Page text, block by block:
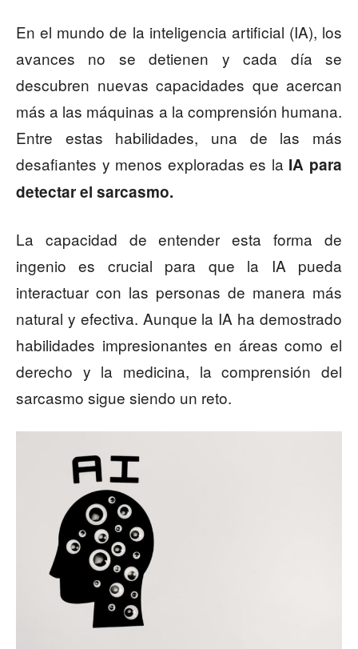
En el mundo de la inteligencia artificial (IA), los
avances no se detienen y cada día se
descubren nuevas capacidades que acercan
más a las máquinas a la comprensión humana.
Entre estas habilidades, una de las más
desafiantes y menos exploradas es la IA para
detectar el sarcasmo.
La capacidad de entender esta forma de
ingenio es crucial para que la IA pueda
interactuar con las personas de manera más
natural y efectiva. Aunque la IA ha demostrado
habilidades impresionantes en áreas como el
derecho y la medicina, la comprensión del
sarcasmo sigue siendo un reto.